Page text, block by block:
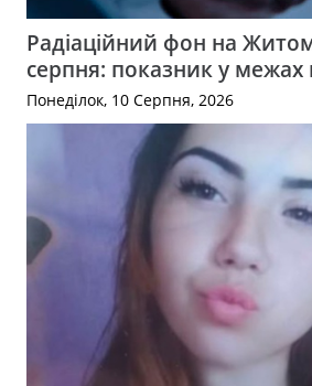
Радіаційний фон на
серпня: показник у
Понеділок, 10 Серпня, 2026